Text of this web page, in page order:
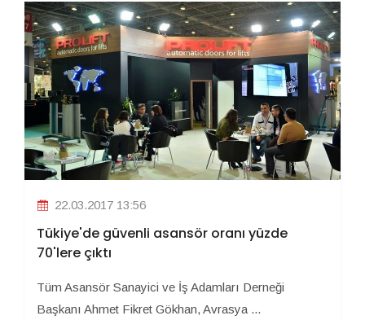
22.03.2017 13:56
Tükiye'de güvenli asansör oranı yüzde
70'lere çıktı
Tüm Asansör Sanayici ve İş Adamları Derneği
Başkanı Ahmet Fikret Gökhan, Avrasya ...